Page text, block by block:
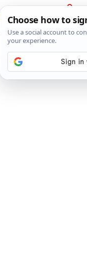
PRIJAVA